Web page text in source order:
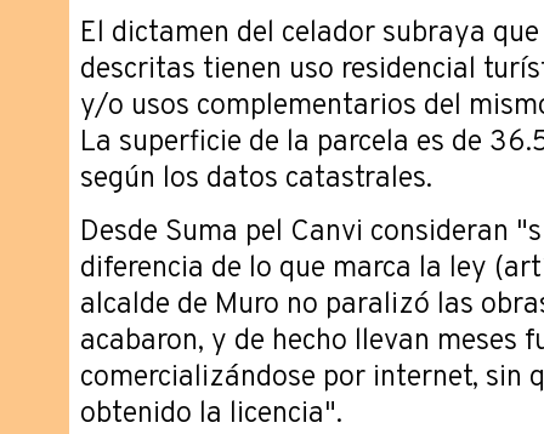
El dictamen del celador subraya
descritas tienen uso residencial
y/o usos complementarios del
La superficie de la parcela es de
según los datos catastrales.
Desde Suma pel Canvi consideran
diferencia de lo que marca la ley
alcalde de Muro no paralizó las
acabaron, y de hecho llevan meses
comercializándose por internet, sin
obtenido la licencia".